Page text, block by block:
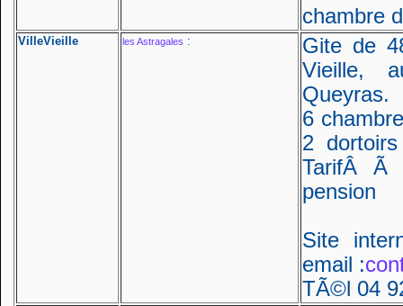
chambre
VilleVieille les Astragales :
Gite de
Vieille,
Queyras.
6
2
TarifÂ
pension
Site
email :
TÃ©l 04